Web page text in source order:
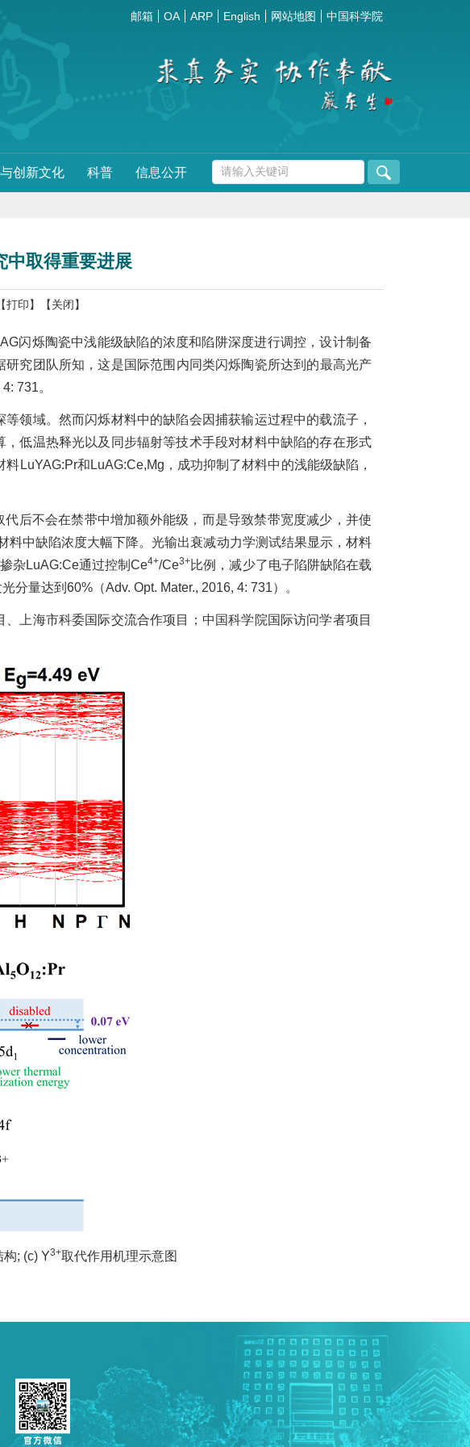
邮箱 OA ARP English 网站地图 中国科学院
创新文化 科普 信息公开
中取得重要进展
【打印】 【关闭】
闪烁陶瓷中浅能级缺陷的浓度和陷阱深度进行调控，设计制备
研究团队所知，这是国际范围内同类闪烁陶瓷所达到的最高光产
4: 731。
领域。然而闪烁材料中的缺陷会因捕获输运过程中的载流子，
低温热释光以及同步辐射等技术手段对材料中缺陷的存在形式
料 LuYAG:Pr和 LuAG:Ce,Mg ，成功抑制了材料中的浅能级缺陷，
后不会在禁带中增加额外能级，而是导致禁带宽度减少，并使
料中缺陷浓度大幅下降。光输出衰减动力学测试结果显示，材料
掺杂LuAG:Ce通过控制Ce4+/Ce3+比例，减少了电子陷阱缺陷在载
分量达到 60% （Adv. Opt. Mater., 2016, 4: 731）。
海市科委国际交流合作项目；中国科学院国际访问学者项目
构; (c) Y3+取代作用机理示意图